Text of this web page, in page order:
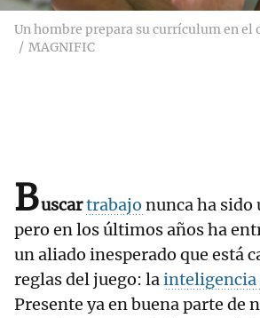
Un hombre prepara su currículum en el
MAGNIFIC
Buscartrabajo nunca ha sido
pero en los últimos años ha
un aliado inesperado que está
reglas del juego: la
Presente ya en buena parte de